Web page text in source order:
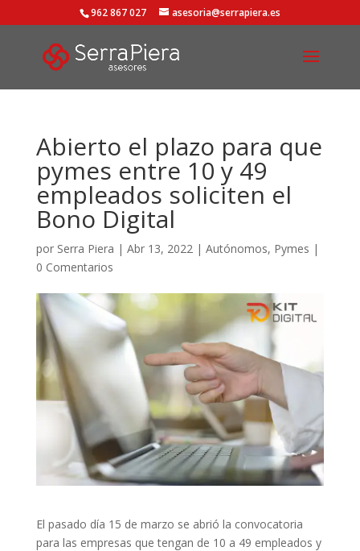
962 867 027 asesoria@serrapiera.es
Abierto el plazo para que
pymes entre 10 y 49
empleados soliciten el
Bono Digital
por Serra Piera | Abr 13, 2022| Autónomos, Pymes |
0 Comentarios
El pasado día 15 de marzo se abrió la convocatoria
para las empresas que tengan de 10 a 49 empleados y